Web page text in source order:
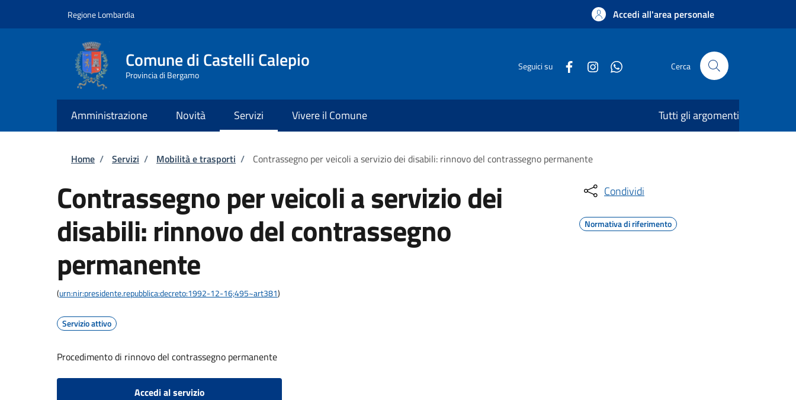
Regione Lombardia Accedi all'area personale
Comune di Castelli Calepio
Provincia di Bergamo
Seguici su Cerca
Amministrazione Novità Servizi Vivere il Comune Tutti gli argomenti
Briciole di pane
Home / Servizi / Mobilità e trasporti / Contrassegno per veicoli a servizio dei disabili: rinnovo del contrassegno permanente
Contrassegno per veicoli a servizio dei
disabili: rinnovo del contrassegno
permanente
(urn:nir:presidente.repubblica:decreto:1992-12-16;495~art381)
Servizio attivo
Procedimento di rinnovo del contrassegno permanente
Accedi al servizio
Condividi
Normativa di riferimento